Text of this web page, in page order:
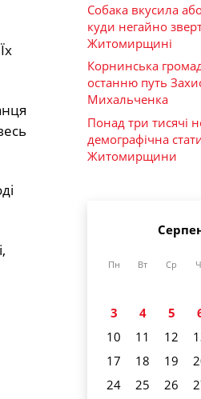
Собака вкусила
куди негайно
Житомирщині
Корнинська
останню путь
Михальченка
Понад три тисячі
демографічна
Житомирщини
Пн Вт Ср
3
4 5
10
11 12
17
18 19
24
25 26